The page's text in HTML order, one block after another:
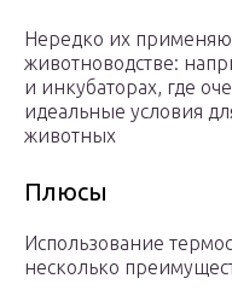
Нередко их
животноводстве:
и инкубаторах, где
идеальные условия
животных
Плюсы
Использование
несколько